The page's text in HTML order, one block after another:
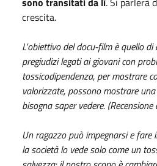
crescita.
L'obiettivo del docu-film è quello
pregiudizi legati ai giovani con
tossicodipendenza, per mostrare
valorizzate, possono mostrare
bisogna saper vedere. (Recensione
Un ragazzo può impegnarsi e fare
la società lo vede solo come un